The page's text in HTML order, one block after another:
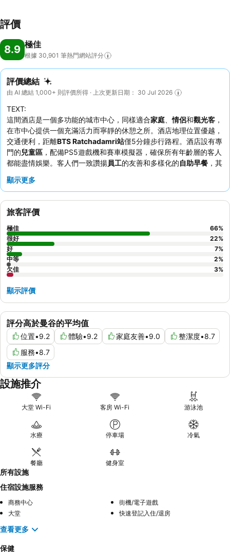
評價
8.9 極佳
根據 30,901 筆熱門網站評分
評價總結
由 AI 總結 1,000+ 則評價所得 · 上次更新日期： 30 Jul 2026
TEXT:
這間酒店是一個多功能的城市中心，同樣適合家庭 、情侶和觀光客 ，
在市中心提供一個充滿活力而寧靜的休憩之所。酒店地理位置優越，
交通便利，距離BTS Ratchadamri站僅5分鐘步行路程。酒店設有專
門的兒童區 ，配備PS5遊戲機和賽車模擬器，確保所有年齡層的客人
都能盡情娛樂。客人們一致讚揚員工的友善和多樣化的自助早餐 ，其
訂配備房內
顯示更多
評分高於曼谷的平均值
位置•9.2 體驗•9.2 家庭友善•9.0 整潔度•8.7
服務•8.7
顯示更多評分
旅客評價
極佳 66%
很好
22%
好
7%
中等
2%
欠佳
3%
顯示評價
設施推介
大堂 Wi-Fi 客房 Wi-Fi 游泳池
水療 停車場 冷氣
餐廳 健身室
所有設施
住宿設施服務
商務中心
街機/電子遊戲
大堂
快速登記入住/退房
查看更多
保健